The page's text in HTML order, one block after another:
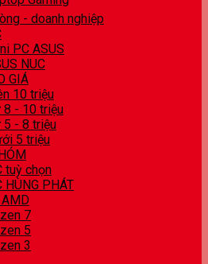
- doanh nghiệp
PC ASUS
NUC
GIÁ
10 triệu
8 - 10 triệu
5 - 8 triệu
5 triệu
tuỳ chọn
HÙNG PHÁT
7
5
3